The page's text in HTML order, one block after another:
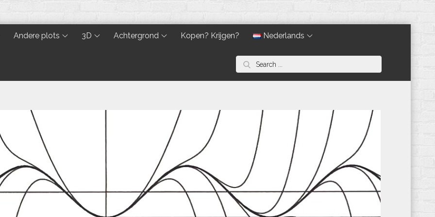
Andere plots 3D Achtergrond Kopen? Krijgen? Nederlands
Search
for: